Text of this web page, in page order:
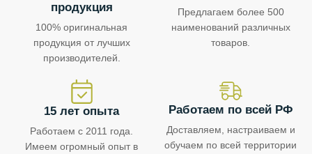
продукция
100% оригинальная
продукция от лучших
производителей.
Предлагаем более 500
наименований различных
товаров.
15 лет опыта
Работаем с 2011 года.
Имеем огромный опыт в
Работаем по всей РФ
Доставляем, настраиваем и
обучаем по всей территории